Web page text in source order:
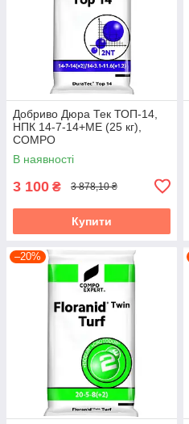
Добриво Дюра Тек ТОП-14,
НПК 14-7-14+МЕ (25 кг),
COMPO
В наявності
3 100 ₴ 3 878,10 ₴
Купити
–20%